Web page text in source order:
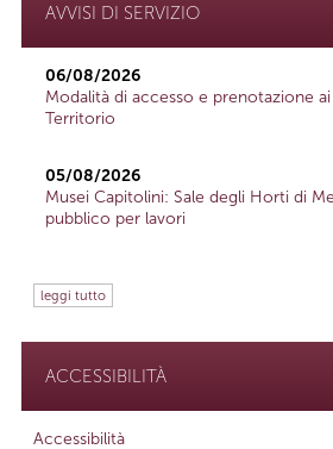
AVVISI DI SERVIZIO
06/08/2026
Modalità di accesso e prenotazione
Territorio
05/08/2026
Musei Capitolini: Sale degli Horti di
pubblico per lavori
leggi tutto
ACCESSIBILITÀ
Accessibilità